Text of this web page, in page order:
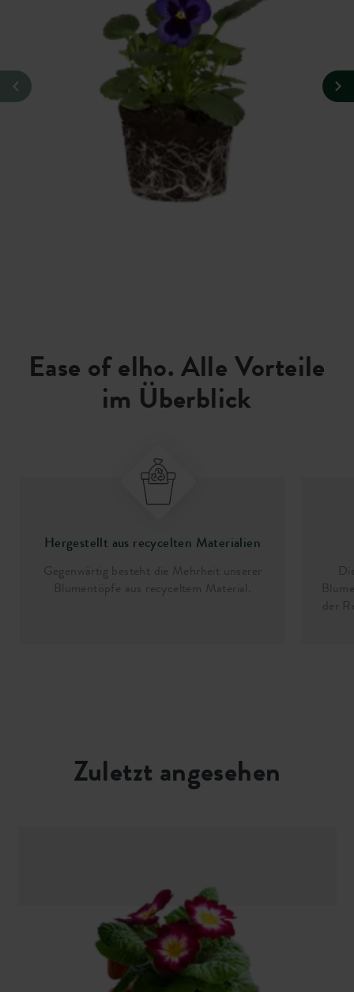
Ease of elho. Alle Vorteile
im Überblick
Hergestellt aus recycelten Materialien
Gegenwärtig besteht die Mehrheit unserer
Blumentöpfe aus recyceltem Material.
der
Zuletzt angesehen